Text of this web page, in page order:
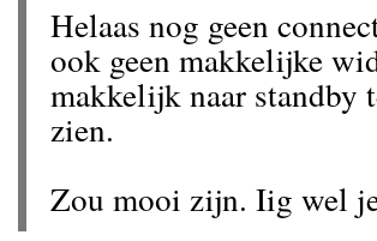
Helaas nog geen
ook geen makkelijke
makkelijk naar standby
zien.
Zou mooi zijn. Iig wel